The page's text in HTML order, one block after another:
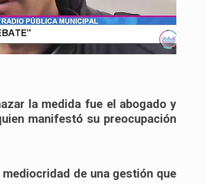
la medida fue el abogado y
manifestó su preocupación
de una gestión que